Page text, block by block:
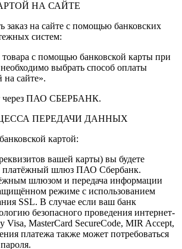
НА САЙТЕ
заказ на сайте с помощью банковских
систем:
с помощью банковской карты при
выбрать способ оплаты
на сайте».
через ПАО СБЕРБАНК.
ПЕРЕДАЧИ ДАННЫХ
картой:
вашей карты) вы будете
платёжный шлюз ПАО Сбербанк.
шлюзом и передача информации
режиме с использованием
SSL. В случае если ваш банк
безопасного проведения интернет-
Visa, MasterCard SecureCode, MIR Accept,
платежа также может потребоваться